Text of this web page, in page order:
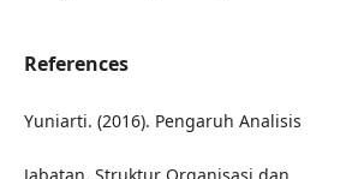
References
Yuniarti. (2016). Pengaruh Analisis